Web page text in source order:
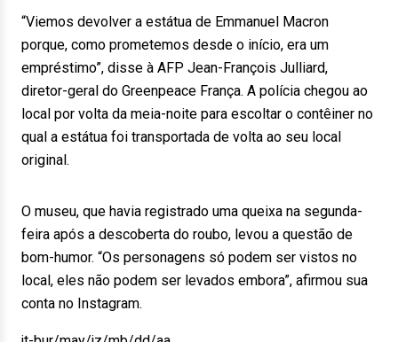
“Viemos devolver a estátua de Emmanuel Macron
porque, como prometemos desde o início, era um
empréstimo”, disse à AFP Jean-François Julliard,
diretor-geral do Greenpeace França. A polícia chegou ao
local por volta da meia-noite para escoltar o contêiner no
qual a estátua foi transportada de volta ao seu local
original.
O museu, que havia registrado uma queixa na segunda-
feira após a descoberta do roubo, levou a questão de
bom-humor. “Os personagens só podem ser vistos no
local, eles não podem ser levados embora”, afirmou sua
conta no Instagram.